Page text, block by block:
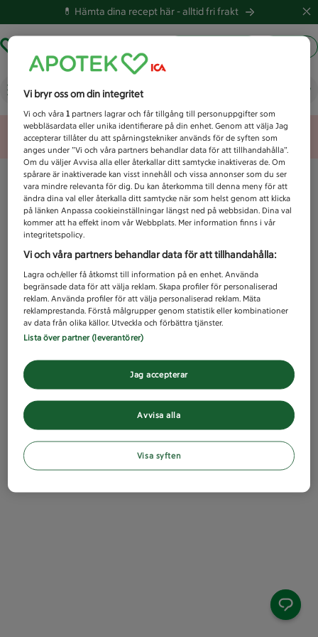
💊 Hämta dina recept här -alltid fri frakt
Vad letar du efter idag?
Unknown error
Vi bryr oss om din integritet
Vi och våra1 partners lagrar och får tillgång till personuppgifter som
webbläsardata eller unika identifierare på din enhet. Genom att välja Jag
accepterar tillåter du att spårningstekniker används för de syften som
anges under ”Vi och våra partners behandlar data för att tillhandahålla”.
Om du väljer Avvisa alla eller återkallar ditt samtycke inaktiveras de. Om
spårare är inaktiverade kan visst innehåll och vissa annonser som du ser
vara mindre relevanta för dig. Du kan återkomma till denna meny för att
ändra dina val eller återkalla ditt samtycke när som helst genom att klicka
på länken Anpassa cookieinställningar längst ned på webbsidan. Dina val
kommer att ha effekt inom vår Webbplats. Mer information finns i vår
integritetspolicy.
Vi och våra partners behandlar data för att tillhandahålla:
Lagra och/eller få åtkomst till information på en enhet. Använda
begränsade data för att välja reklam. Skapa profiler för personaliserad
reklam. Använda profiler för att välja personaliserad reklam. Mäta
reklamprestanda. Förstå målgrupper genom statistik eller kombinationer
av data från olika källor. Utveckla och förbättra tjänster.
Lista över partner (leverantörer)
Avvisa alla
Jag accepterar
Visa syften